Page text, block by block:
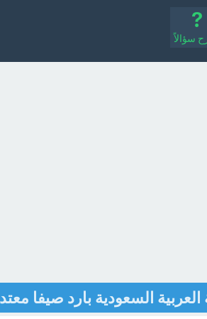
سؤالاً
العربية السعودية بارد صيفا